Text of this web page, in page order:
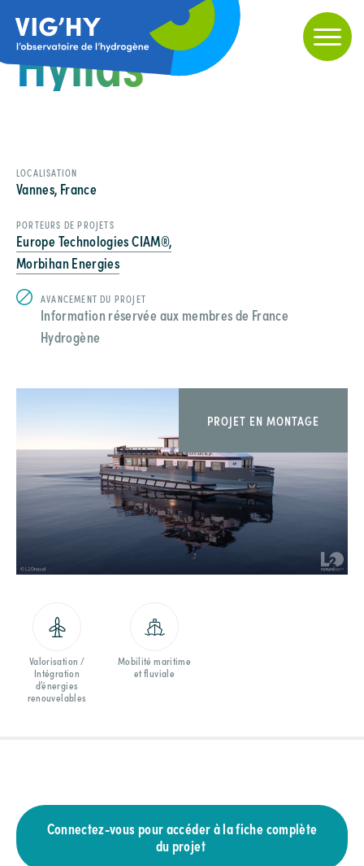
Hylias
LOCALISATION
Vannes, France
PORTEURS DE PROJETS
Europe Technologies CIAM®,
Morbihan Energies
AVANCEMENT DU PROJET
Information réservée aux membres de France
Hydrogène
PROJET EN MONTAGE
Valorisation /
Intégration
d’énergies
renouvelables
Mobilité maritime
et fluviale
Connectez-vous pour accéder à la fiche complète
du projet